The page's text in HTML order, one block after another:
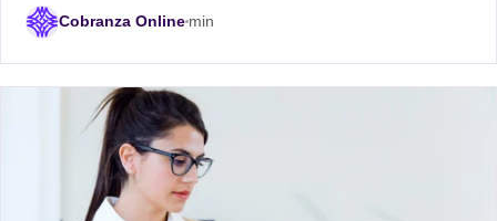
Cobranza Online min